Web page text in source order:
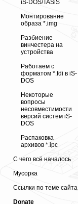
iS-DOS/TASiS
Монтирование
образа *.img
Разбиение
винчестера на
устройства
Работаем с
форматом *.fdi в iS-
DOS
Некоторые
вопросы
несовместимости
версий систем iS-
DOS
Распаковка
архивов *.ipc
С чего всё началось
Мусорка
Ссылки по теме сайта
Donate